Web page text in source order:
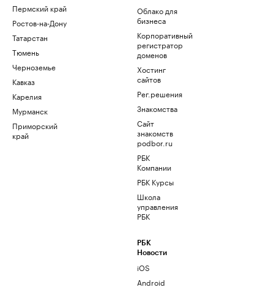
Пермский край
Ростов-на-Дону
Татарстан
Тюмень
Черноземье
Кавказ
Карелия
Мурманск
Приморский
край
Облако для
бизнеса
Корпоративный
регистратор
доменов
Хостинг
сайтов
Рег.решения
Знакомства
Сайт
знакомств
podbor.ru
РБК
Компании
РБК Курсы
Школа
управления
РБК
РБК
Новости
iOS
Android